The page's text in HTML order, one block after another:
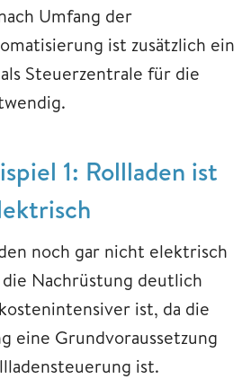
Umfang der
ist zusätzlich ein
Steuerzentrale für die
1: Rollladen ist
noch gar nicht elektrisch
die Nachrüstung deutlich
ist, da die
eine Grundvoraussetzung
ist.